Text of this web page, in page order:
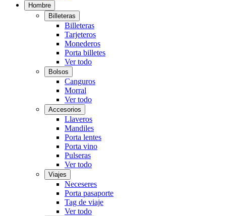
Hombre
Billeteras
Billeteras
Tarjeteros
Monederos
Porta billetes
Ver todo
Bolsos
Canguros
Morral
Ver todo
Accesorios
Llaveros
Mandiles
Porta lentes
Porta vino
Pulseras
Ver todo
Viajes
Neceseres
Porta pasaporte
Tag de viaje
Ver todo